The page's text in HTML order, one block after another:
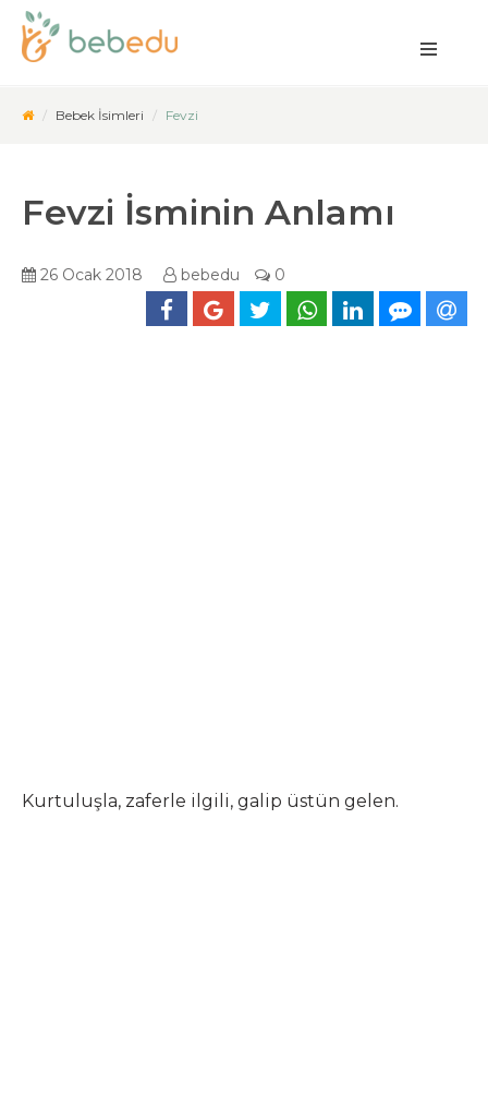
Bebek İsimleri Fevzi
Fevzi İsminin Anlamı
26 Ocak 2018 bebedu 0
Kurtuluşla, zaferle ilgili, galip üstün gelen.